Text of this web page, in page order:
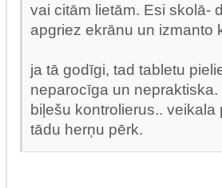
vai citām lietām. Esi skolā-
apgriez ekrānu un izmanto
ja tā godīgi, tad tabletu
neparocīga un
biļešu kontrolierus..
tādu herņu pērk.